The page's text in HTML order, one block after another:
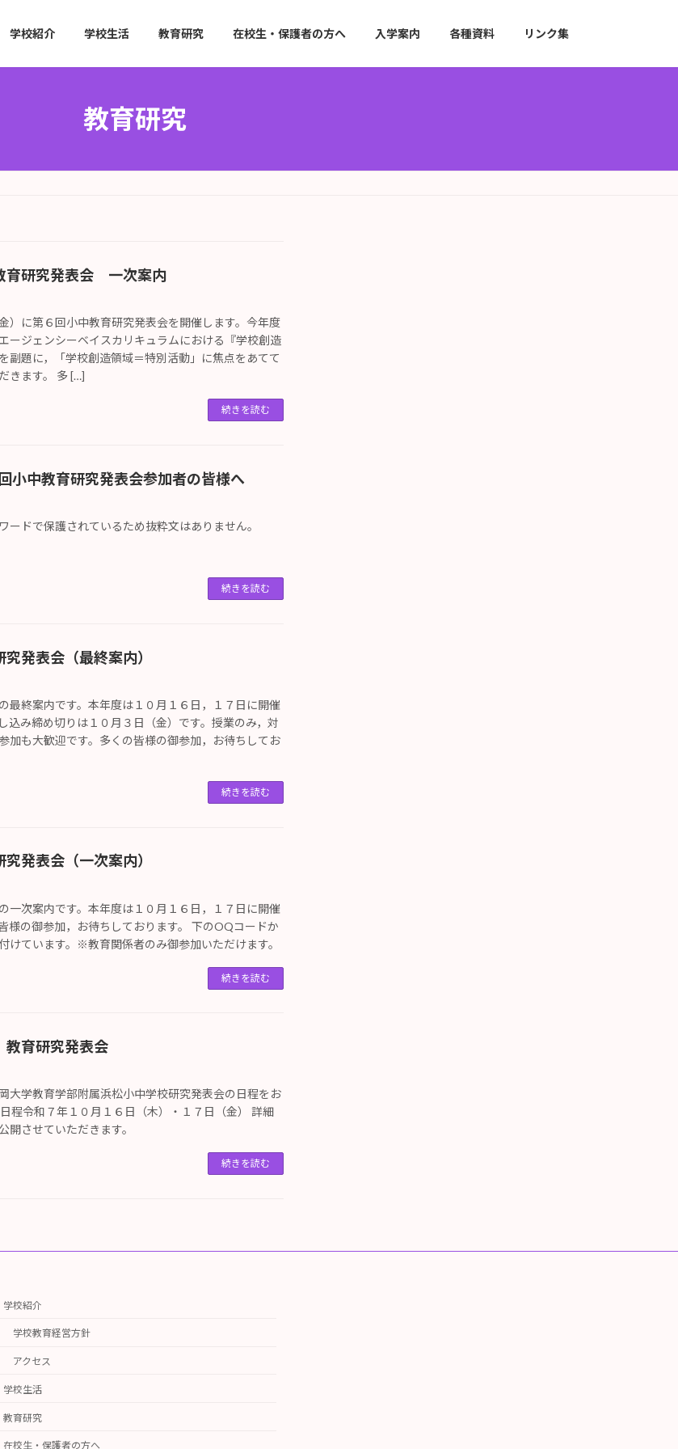
学校紹介 学校生活 教育研究 在校生・保護者の方へ 入学案内 各種資料 リンク集
教育研究
育研究発表会 一次案内
）に第６回小中教育研究発表会を開催します。今年度
ージェンシーベイスカリキュラムにおける『学校創造
副題に，「学校創造領域＝特別活動」に焦点をあてて
きます。 多 […]
続きを読む
小中教育研究発表会参加者の皆様へ
ードで保護されているため抜粋文はありません。
続きを読む
発表会（最終案内）
最終案内です。本年度は１０月１６日，１７日に開催
込み締め切りは１０月３日（金）です。授業のみ，対
加も大歓迎です。多くの皆様の御参加，お待ちしてお
続きを読む
発表会（一次案内）
一次案内です。本年度は１０月１６日，１７日に開催
様の御参加，お待ちしております。 下のOQコードか
けています。※教育関係者のみ御参加いただけます。
続きを読む
育研究発表会
学教育学部附属浜松小中学校研究発表会の日程をお
程令和７年１０月１６日（木）・１７日（金） 詳細
開させていただきます。
続きを読む
学校紹介
学校教育経営方針
アクセス
学校生活
教育研究
在校生・保護者の方へ